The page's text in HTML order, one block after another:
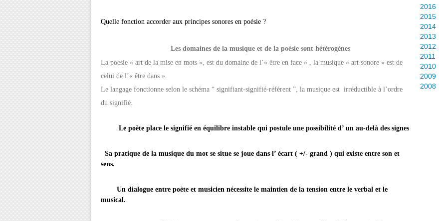
Quelle fonction accorder aux principes sonores en poésie ?
Les domaines de la musique et de la poésie sont hétérogènes
La poésie « art de la mise en mots », est du domaine de l’« être en face » , la musique « art sonore » est de
celui de l’« être dans ».
Le langage fonctionne selon le schéma “ signifiant-signifié-référent ”, la musique est irréductible à l’ordre
du signifié.
Le poète place le signifié en équilibre instable qui postule une possibilité d’ un au-delà des signes
Sa pratique de la musique du mot se situe se joue dans l’ écart ( +/- grand ) qui existe entre son et
sens.
Un dialogue entre poète et musicien nécessite le maintien de la tension entre le verbal et le
musical.
2016
2015
2014
2013
2012
2011
2010
2009
2008